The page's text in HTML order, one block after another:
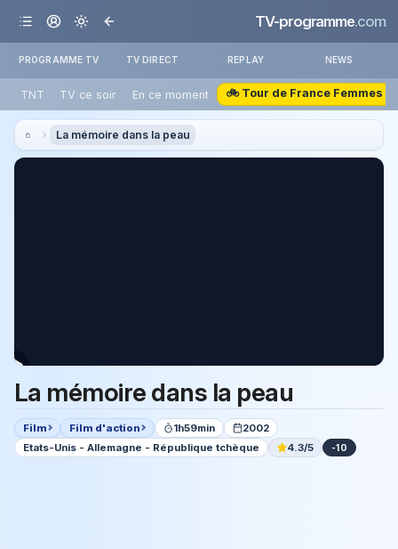
TV-programme.com
PROGRAMME TV TV DIRECT REPLAY NEWS
TNT TV ce soir En ce moment 🚲 Tour de France Femmes
La mémoire dans la peau
La mémoire dans la peau
Film Film d'action 1h59min
2002
Etats-Unis - Allemagne - République tchèque
4.3/5 -10